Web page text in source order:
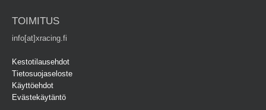
TOIMITUS
info[at]xracing.fi
Kestotilausehdot
Tietosuojaseloste
Käyttöehdot
Evästekäytäntö